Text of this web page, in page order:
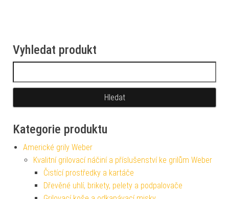
Vyhledat produkt
Kategorie produktu
Americké grily Weber
Kvalitní grilovací náčiní a příslušenství ke grilům Weber
Čistící prostředky a kartáče
Dřevěné uhlí, brikety, pelety a podpalovače